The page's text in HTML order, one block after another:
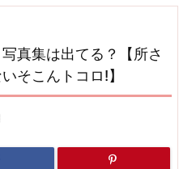
真集は出てる？【所さ
そこんトコロ!】